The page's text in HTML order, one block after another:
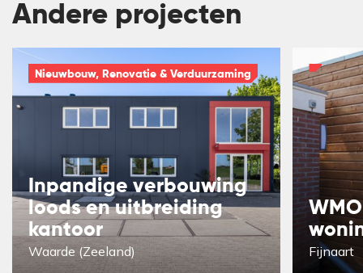
Andere projecten
Nieuwbouw, Renovatie & Verduurzaming
Inpandige verbouwing
loods en uitbreiding
kantoor
Waarde (Zeeland) Fijnaart